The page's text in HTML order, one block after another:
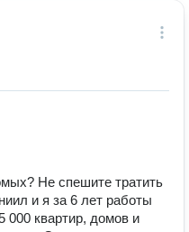
Не спешите тратить
и я за 6 лет работы
000 квартир, домов и